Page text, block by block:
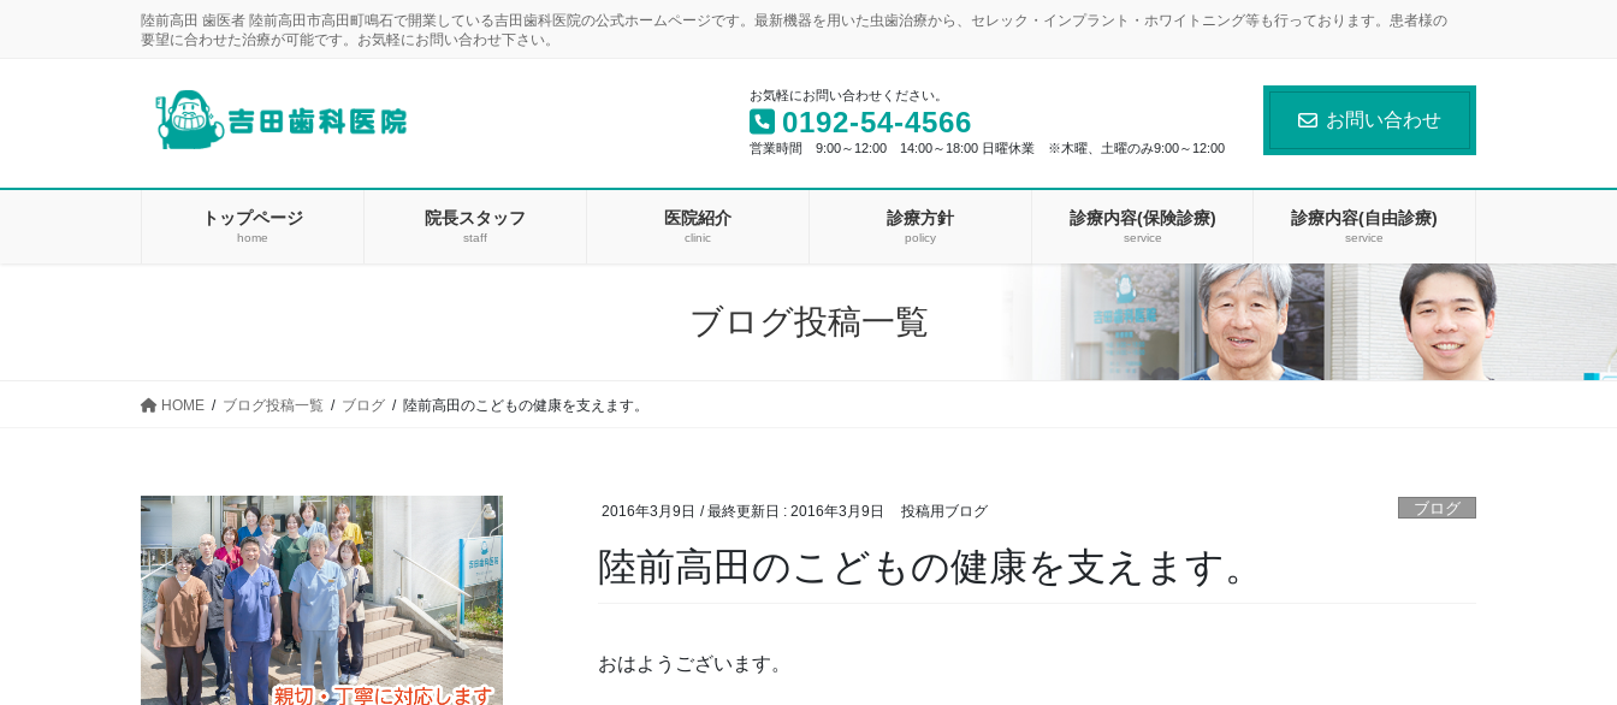
移
ン
陸前高田 歯医者 陸前高田市高田町鳴石で開業している吉田歯科医院の公式ホームページです。最新機器を用いた虫歯治療から、セレック・インプラント・ホワイトニング等も行っております。患者様の
要望に合わせた治療が可能です。お気軽にお問い合わせ下さい。
お気軽にお問い合わせください。
0192-54-4566
営業時間 9:00～12:00 14:00～18:00 日曜休業 ※木曜、土曜のみ9:00～12:00
お問い合わせ
トップページ
home
院長スタッフ
staff
医院紹介
clinic
診療方針
policy
診療内容(保険診療)
service
診療内容(自由診療)
service
ブログ投稿一覧
HOME ブログ投稿一覧 ブログ 陸前高田のこどもの健康を支えます。
2016年3月9日 / 最終更新日 : 2016年3月9日 投稿用ブログ ブログ
陸前高田のこどもの健康を支えます。
おはようございます。